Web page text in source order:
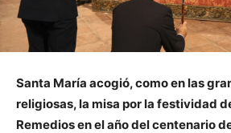
Santa María acogió, como en las
religiosas, la misa por la festividad
Remedios en el año del centenario